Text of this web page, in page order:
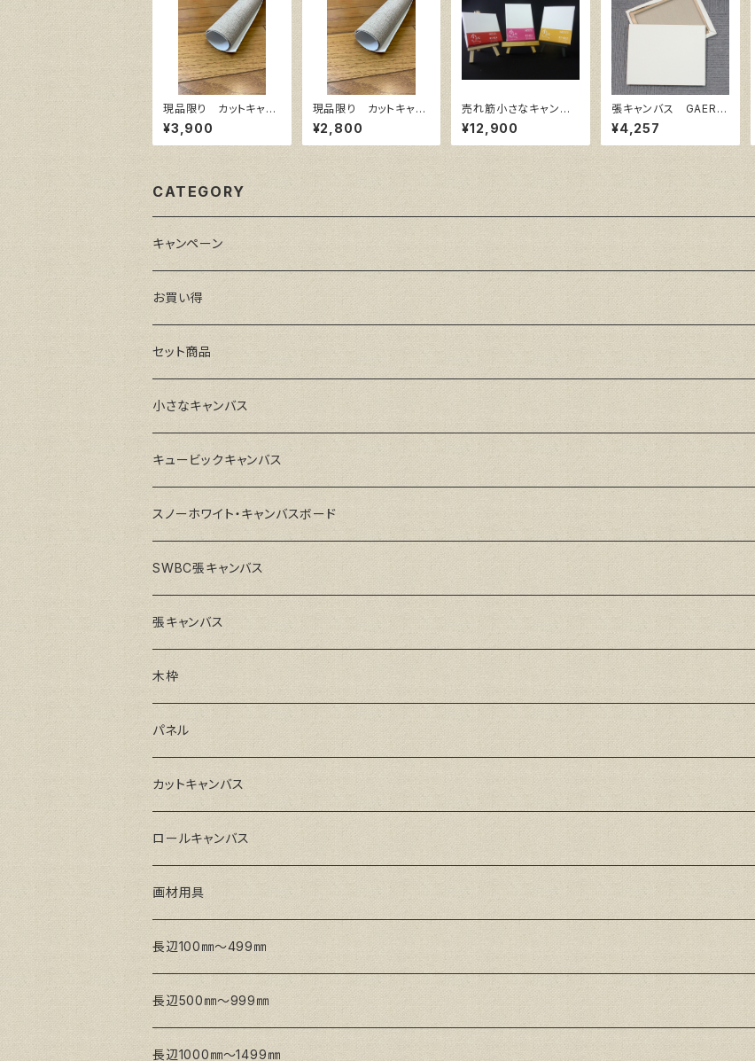
現品限り カットキャ
ン 麻100％ F10
(5枚組)
¥3,900
現品限り カットキャ
ン 麻100％ F8 (5
枚組)
¥2,800
売れ筋小さなキャンバ
ス （ホワイト塗りキャン
バス張り）各10枚３点セ
ット
¥12,900
張キャンバス GAERA
F 15号
¥4,257
CATEGORY
キャンペーン
お買い得
セット商品
小さなキャンバス
キュービックキャンバス
スノーホワイト・キャンバスボード
SWBC張キャンバス
張キャンバス
GAERA F(中細目)
GAERA BA(中荒目)
GAERA GLC(中目)
トークロ イエロー(中目)
トークロ 赤SP(中目)
Snow White SPC(中目)
木枠
ルーブル米杉木枠
Paulo木枠
パネル
ラワンパネル
シナパネル
カットキャンバス
GAERA F(中細目)
GAERA BA(中荒目)
Snow White SPC(中目)
Snow White SLA(中目)
ロールキャンバス
GAERA F(中細目) / BA(中荒目)
Snow White SLA(中目)
Snow White SLH(中太目)
Snow White SPC(中目)
画材用具
長辺100㎜～499㎜
長辺500㎜～999㎜
長辺1000㎜～1499㎜